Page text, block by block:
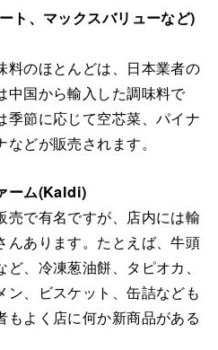
ト、マックスバリューなど)
料のほとんどは、日本業者の
中国から輸入した調味料で
季節に応じて空芯菜、パイナ
どが販売されます。
ーム(Kaldi)
売で有名ですが、店内には輸
んあります。たとえば、牛頭
、冷凍葱油餅、タピオカ、
ン、ビスケット、缶詰なども
もよく店に何か新商品がある